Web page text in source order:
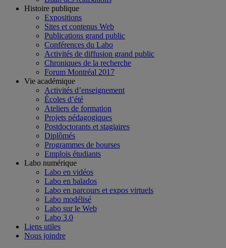
Histoire publique
Expositions
Sites et contenus Web
Publications grand public
Conférences du Labo
Activités de diffusion grand public
Chroniques de la recherche
Forum Montréal 2017
Vie académique
Activités d’enseignement
Écoles d’été
Ateliers de formation
Projets pédagogiques
Postdoctorants et stagiaires
Diplômés
Programmes de bourses
Emplois étudiants
Labo numérique
Labo en vidéos
Labo en balados
Labo en parcours et expos virtuels
Labo modélisé
Labo sur le Web
Labo 3.0
Liens utiles
Nous joindre